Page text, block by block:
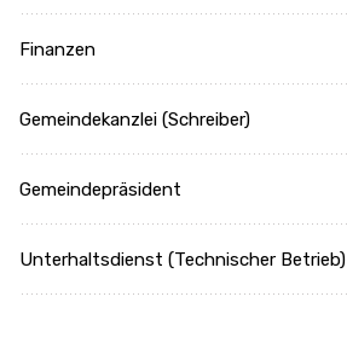
Finanzen
Gemeindekanzlei (Schreiber)
Gemeindepräsident
Unterhaltsdienst (Technischer Betrieb)